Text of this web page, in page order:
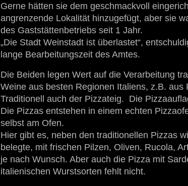
Gerne hätten sie dem geschmackvoll
angrenzende Lokalität hinzugefügt, aber sie
des Gaststättenbetriebs seit 1 Jahr.
„Die Stadt Weinstadt ist überlastet“,
lange Bearbeitungszeit des Amtes.
Die Beiden legen Wert auf die Verarbeitung
Weine aus besten Regionen Italiens, z.B. aus
Traditionell auch der Pizzateig. Die
Die Pizzas entstehen in einem echten
selbst am Ofen.
Hier gibt es, neben den traditionellen Pizzas
belegte, mit frischen Pilzen, Oliven, Rucola,
je nach Wunsch. Aber auch die Pizza mit
italienischen Wurstsorten fehlt nicht.